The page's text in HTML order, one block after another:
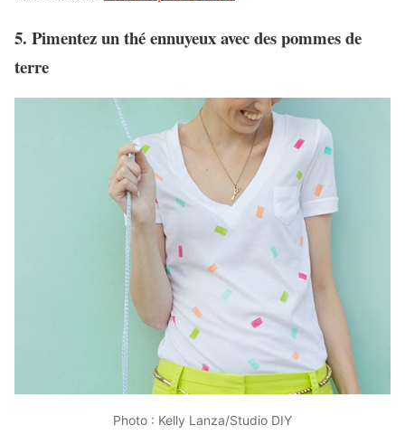
5. Pimentez un thé ennuyeux avec des pommes de
terre
Photo : Kelly Lanza/Studio DIY